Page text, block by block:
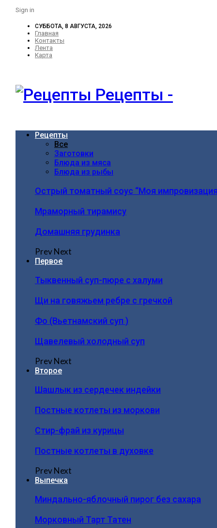
Sign in
СУББОТА, 8 АВГУСТА, 2026
Главная
Контакты
Лента
Карта
Рецепты -
Рецепты
Все
Заготовки
Блюда из мяса
Блюда из рыбы
Острый томатный соус “Моя
Мраморный тирамису
Домашняя грудинка
PrevNext
Первое
Тыквенный суп-пюре с халуми
Щи на говяжьем ребре с гречкой
Фо (Вьетнамский суп )
Щавелевый холодный суп
PrevNext
Второе
Шашлык из сердечек индейки
Постные котлеты из моркови
Стир-фрай из курицы
Постные котлеты в духовке
PrevNext
Выпечка
Миндально-яблочный пирог без сахара
Морковный Тарт Татен